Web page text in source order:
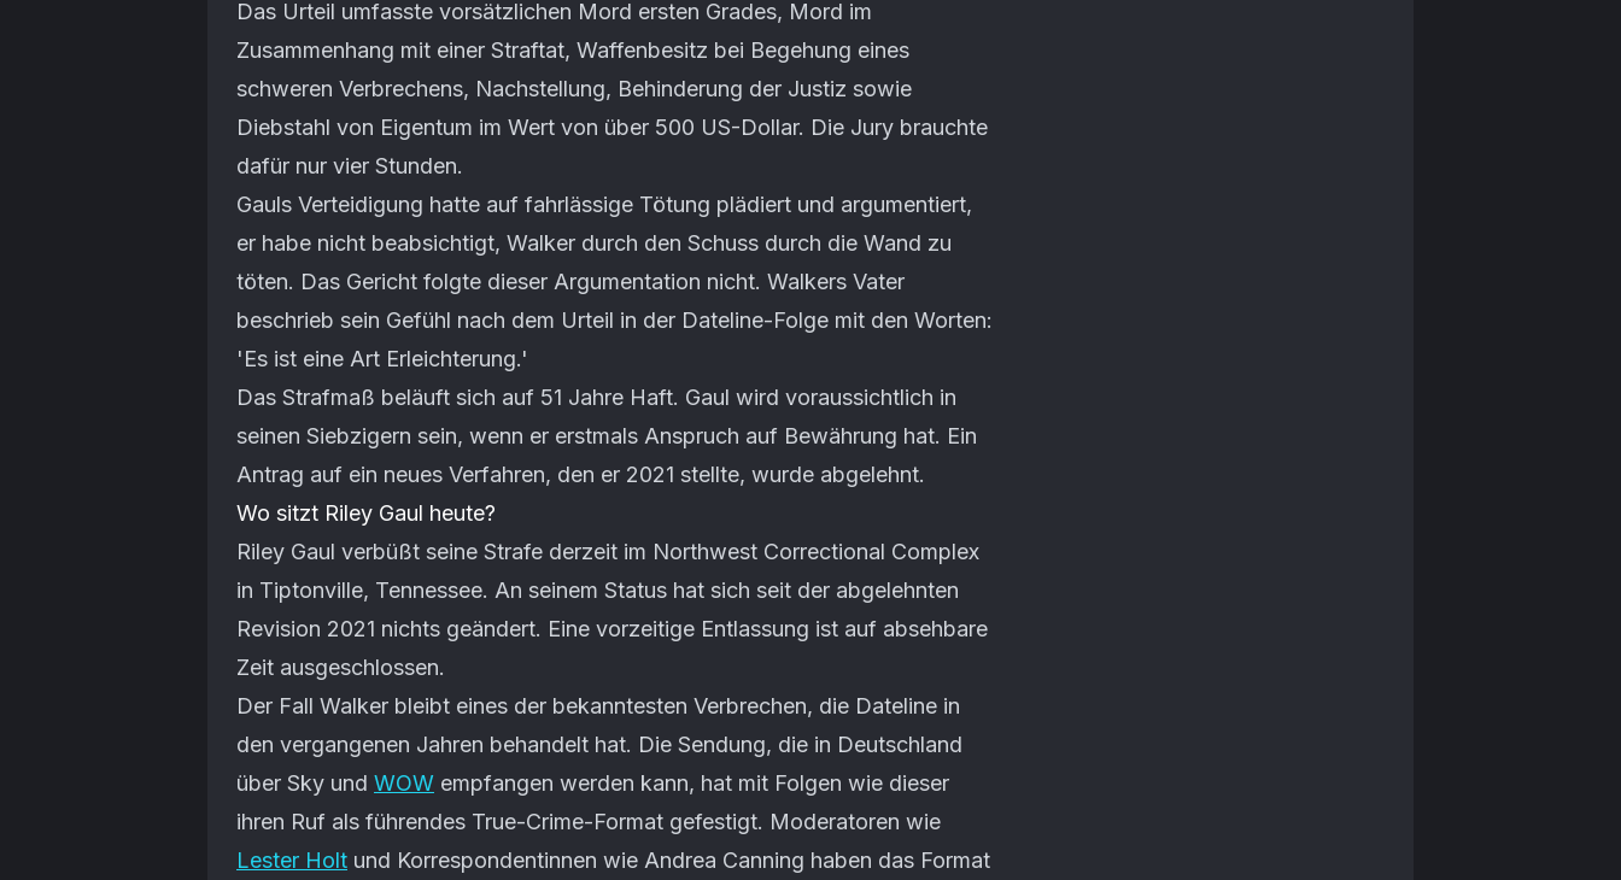
Das Urteil umfasste vorsätzlichen Mord ersten Grades, Mord im
Zusammenhang mit einer Straftat, Waffenbesitz bei Begehung eines
schweren Verbrechens, Nachstellung, Behinderung der Justiz sowie
Diebstahl von Eigentum im Wert von über 500 US-Dollar. Die Jury brauchte
dafür nur vier Stunden.
Gauls Verteidigung hatte auf fahrlässige Tötung plädiert und argumentiert,
er habe nicht beabsichtigt, Walker durch den Schuss durch die Wand zu
töten. Das Gericht folgte dieser Argumentation nicht. Walkers Vater
beschrieb sein Gefühl nach dem Urteil in der Dateline-Folge mit den Worten:
'Es ist eine Art Erleichterung.'
Das Strafmaß beläuft sich auf 51 Jahre Haft. Gaul wird voraussichtlich in
seinen Siebzigern sein, wenn er erstmals Anspruch auf Bewährung hat. Ein
Antrag auf ein neues Verfahren, den er 2021 stellte, wurde abgelehnt.
Wo sitzt Riley Gaul heute?
Riley Gaul verbüßt seine Strafe derzeit im Northwest Correctional Complex
in Tiptonville, Tennessee. An seinem Status hat sich seit der abgelehnten
Revision 2021 nichts geändert. Eine vorzeitige Entlassung ist auf absehbare
Zeit ausgeschlossen.
Der Fall Walker bleibt eines der bekanntesten Verbrechen, die Dateline in
den vergangenen Jahren behandelt hat. Die Sendung, die in Deutschland
über Sky und WOW empfangen werden kann, hat mit Folgen wie dieser
ihren Ruf als führendes True-Crime-Format gefestigt. Moderatoren wie
Lester Holt und Korrespondentinnen wie Andrea Canning haben das Format